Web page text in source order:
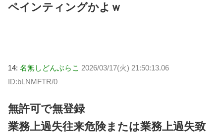
ペインティングかよｗ
14: 名無しどんぶらこ 2026/03/17(火) 21:50:13.06
ID:bLNMFTR/0
無許可で無登録
業務上過失往来危険または業務上過失致